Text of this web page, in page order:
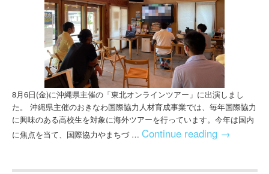
8月6日(金)に沖縄県主催の「東北オンラインツアー」に出演しまし
た。 沖縄県主催のおきなわ国際協力人材育成事業では、毎年国際協力
に興味のある高校生を対象に海外ツアーを行っています。今年は国内
に焦点を当て、国際協力やまちづ … Continue reading →